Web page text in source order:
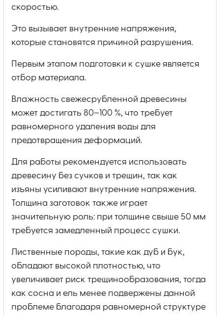
скоростью.
Это вызывает внутренние напряжения,
которые становятся причиной разрушения.
Первым этапом подготовки к сушке является
отбор материала.
Влажность свежесрубленной древесины
может достигать 80–100 %, что требует
равномерного удаления воды для
предотвращения деформаций.
Для работы рекомендуется использовать
древесину без сучков и трещин, так как
изъяны усиливают внутренние напряжения.
Толщина заготовок также играет
значительную роль: при толщине свыше 50 мм
требуется замедленный процесс сушки.
Лиственные породы, такие как дуб и бук,
обладают высокой плотностью, что
увеличивает риск трещинообразования, тогда
как сосна и ель менее подвержены данной
проблеме благодаря равномерной структуре